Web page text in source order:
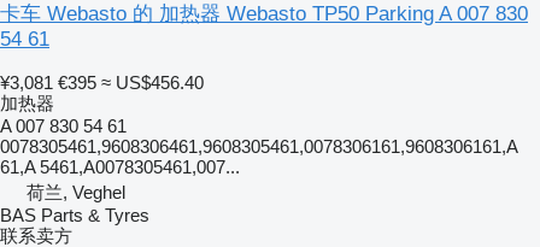
卡车 Webasto 的 加热器 Webasto TP50 Parking A 007 830
54 61
¥3,081 €395 ≈ US$456.40
加热器
A 007 830 54 61
0078305461,9608306461,9608305461,0078306161,9608306161,A
61,A 5461,A0078305461,007...
荷兰, Veghel
BAS Parts & Tyres
联系卖方